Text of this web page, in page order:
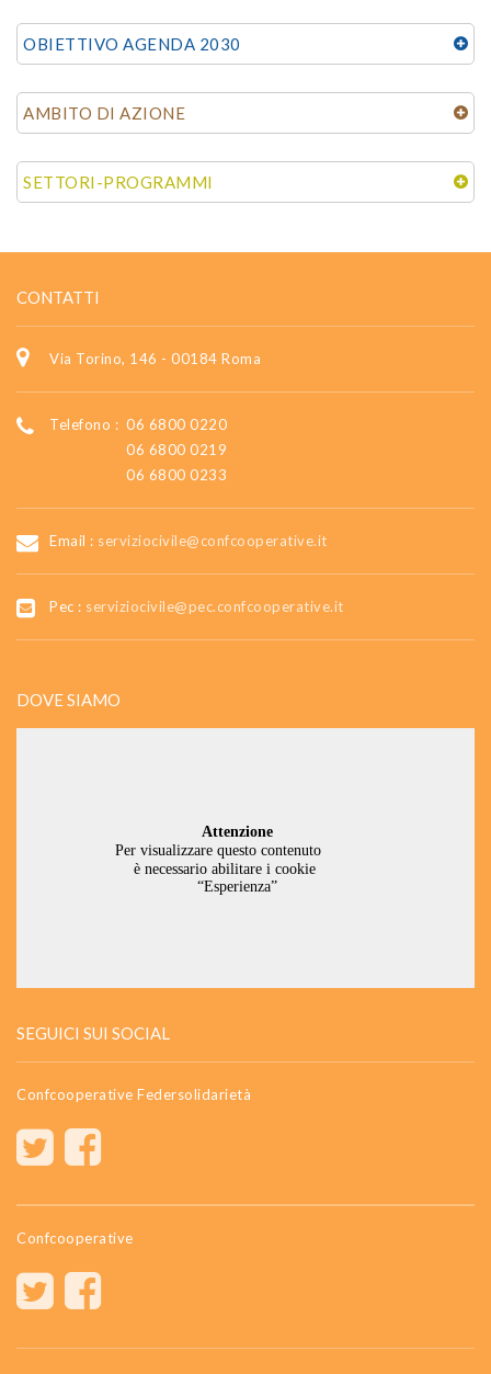
OBIETTIVO AGENDA 2030
AMBITO DI AZIONE
SETTORI-PROGRAMMI
CONTATTI
Via Torino, 146 - 00184 Roma
Telefono : 06 6800 0220
06 6800 0219
06 6800 0233
Email : serviziocivile@confcooperative.it
Pec : serviziocivile@pec.confcooperative.it
DOVE SIAMO
SEGUICI SUI SOCIAL
Confcooperative Federsolidarietà
Confcooperative